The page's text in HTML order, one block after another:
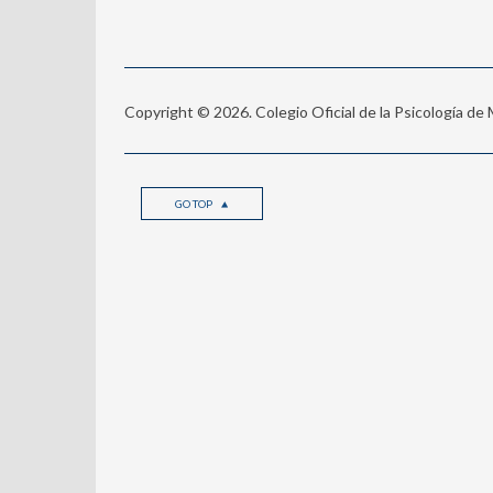
Copyright © 2026. Colegio Oficial de la Psicología de
GO TOP